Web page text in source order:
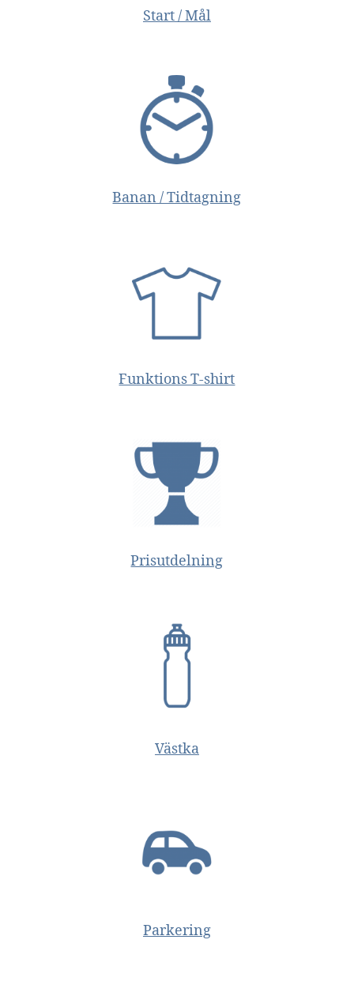
Start / Mål
Banan / Tidtagning
Funktions T-shirt
Prisutdelning
Västka
Parkering